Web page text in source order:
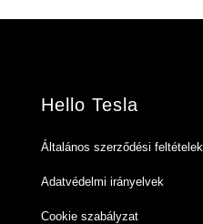
Hello Tesla
Általános szerződési feltételek
Adatvédelmi irányelvek
Cookie szabályzat